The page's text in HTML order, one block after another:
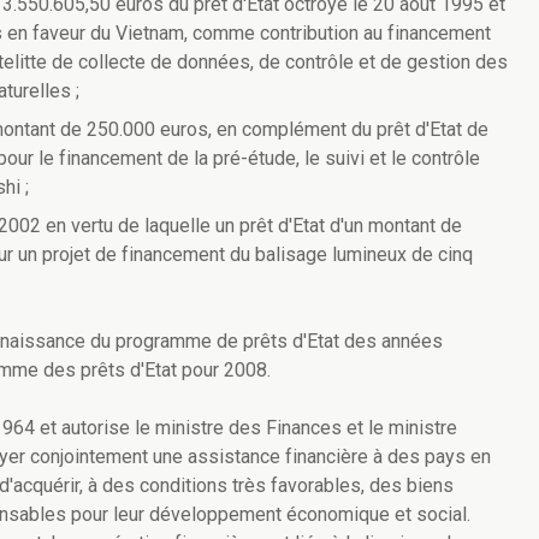
euros du prêt d'Etat octroyé le 20 août 1995 et
faveur du Vietnam, comme contribution au financement
de collecte de données, de contrôle et de gestion des
;
de 250.000 euros, en complément du prêt d'Etat de
le financement de la pré-étude, le suivi et le contrôle
;
en vertu de laquelle un prêt d'Etat d'un montant de
un projet de financement du balisage lumineux de cinq
du programme de prêts d'Etat des années
des prêts d'Etat pour 2008.
et autorise le ministre des Finances et le ministre
conjointement une assistance financière à des pays en
à des conditions très favorables, des biens
pour leur développement économique et social.